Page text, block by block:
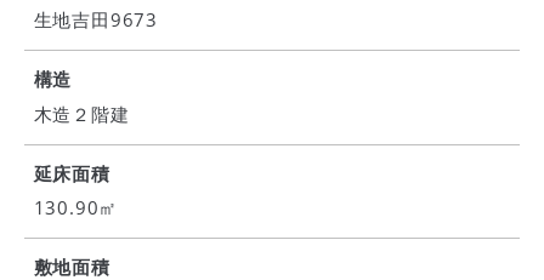
生地吉田9673
構造
木造２階建
延床面積
130.90㎡
敷地面積